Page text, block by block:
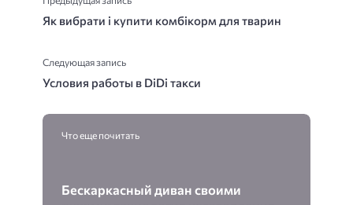
Як вибрати і купити комбікорм для тварин
Следующая запись
Условия работы в DiDi такси
Что еще почитать
Бескаркасный диван своими